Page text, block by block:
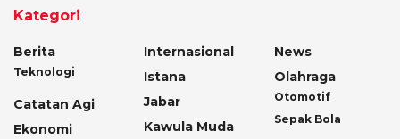
Kategori
Berita
Teknologi
Catatan Agi
Ekonomi
Internasional
Istana
Jabar
Kawula Muda
News
Olahraga
Otomotif
Sepak Bola